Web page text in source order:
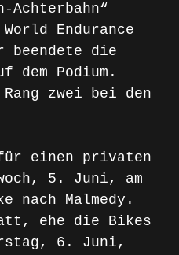
Achterbahn“
Endurance
beendete die
dem Podium.
zwei bei den
einen privaten
5. Juni, am
nach Malmedy.
ehe die Bikes
6. Juni,